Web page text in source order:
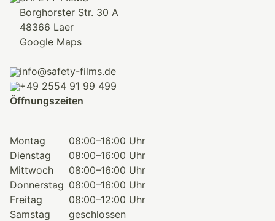
Borghorster Str. 30 A
48366 Laer
Google Maps
info@safety-films.de
+49 2554 91 99 499
Öffnungszeiten
Montag
08:00–16:00 Uhr
Dienstag
08:00–16:00 Uhr
Mittwoch
08:00–16:00 Uhr
Donnerstag 08:00–16:00 Uhr
Freitag
08:00–12:00 Uhr
Samstag
geschlossen